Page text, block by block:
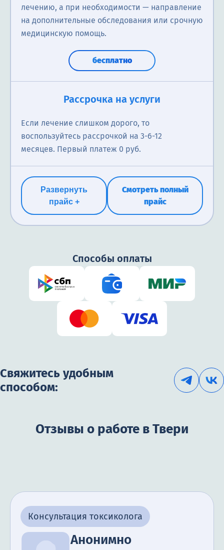
лечению, а при необходимости — направление
на дополнительные обследования или срочную
медицинскую помощь.
бесплатно
Рассрочка на услуги
Если лечение слишком дорого, то
воспользуйтесь рассрочкой на 3-6-12
месяцев. Первый платеж 0 руб.
Развернуть
прайс +
Смотреть полный
прайс
Способы оплаты
Свяжитесь удобным
способом:
Отзывы о работе в Твери
Консультация токсиколога
Анонимно